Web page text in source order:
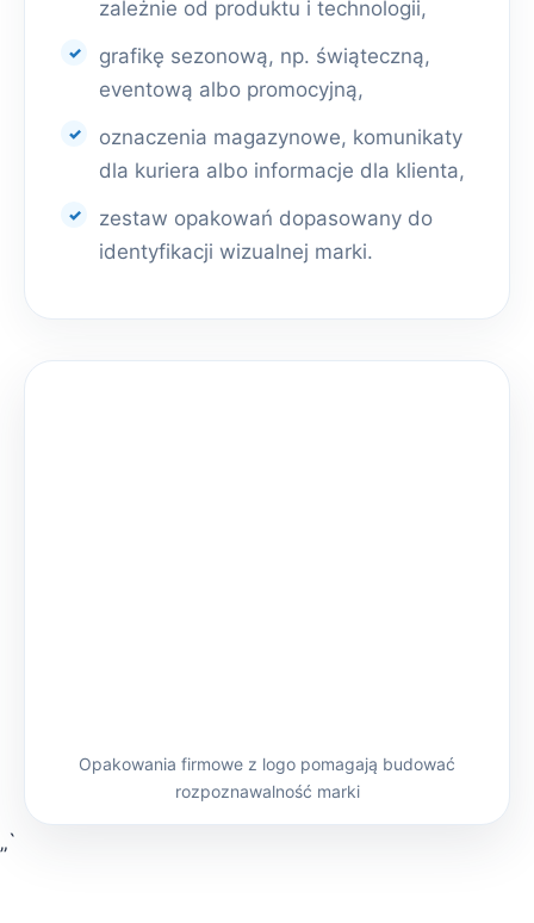
zależnie od produktu i technologii,
grafikę sezonową, np. świąteczną,
eventową albo promocyjną,
oznaczenia magazynowe, komunikaty
dla kuriera albo informacje dla klienta,
zestaw opakowań dopasowany do
identyfikacji wizualnej marki.
Opakowania firmowe z logo pomagają budować
rozpoznawalność marki
„`